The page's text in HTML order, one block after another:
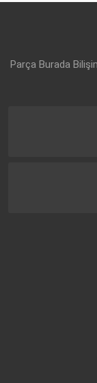
Parça Burada